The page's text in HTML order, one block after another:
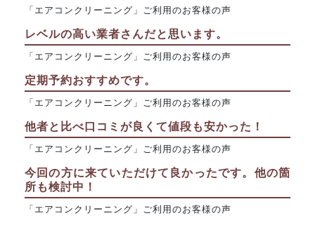
「エアコンクリーニング」ご利用のお客様の声
レベルの高い業者さんだと思います。
「エアコンクリーニング」ご利用のお客様の声
定期予約おすすめです。
「エアコンクリーニング」ご利用のお客様の声
他者と比べ口コミが良くて値段も安かった！
「エアコンクリーニング」ご利用のお客様の声
今回の方に来ていただけて良かったです。他の箇
所も検討中！
「エアコンクリーニング」ご利用のお客様の声